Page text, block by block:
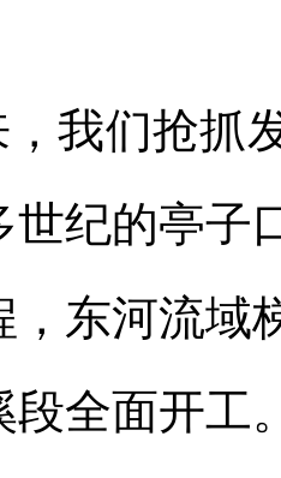
，我们抢抓
世纪的亭子
，东河流域
段全面开工